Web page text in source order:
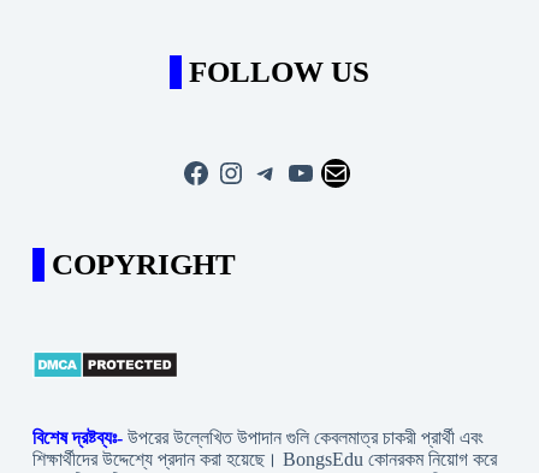
FOLLOW US
Facebook
Instagram
Telegram
YouTube
Mail
COPYRIGHT
বিশেষ দ্রষ্টব্যঃ- উপরের উল্লেখিত উপাদান গুলি কেবলমাত্র চাকরী প্রার্থী এবং
শিক্ষার্থীদের উদ্দেশ্যে প্রদান করা হয়েছে। BongsEdu কোনরকম নিয়োগ করে